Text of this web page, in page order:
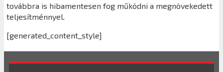
továbbra is hibamentesen fog működni a megnövekedett
teljesítménnyel.
[generated_content_style]